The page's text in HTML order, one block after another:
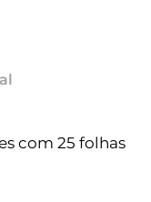
com 25 folhas